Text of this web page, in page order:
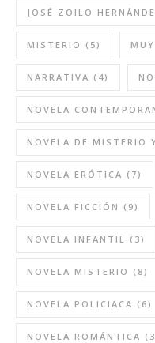
JOSÉ ZOILO
MISTERIO (5)
NARRATIVA (4)
NOVELA
NOVELA DE MISTERIO
NOVELA ERÓTICA (7)
NOVELA FICCIÓN (9)
NOVELA INFANTIL (3)
NOVELA MISTERIO (8)
NOVELA POLICIACA (6)
NOVELA ROMÁNTICA